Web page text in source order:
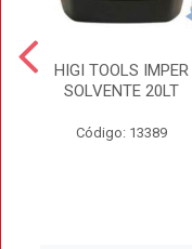
HIGI TOOLS IMPER
SOLVENTE 20LT
Código: 13389